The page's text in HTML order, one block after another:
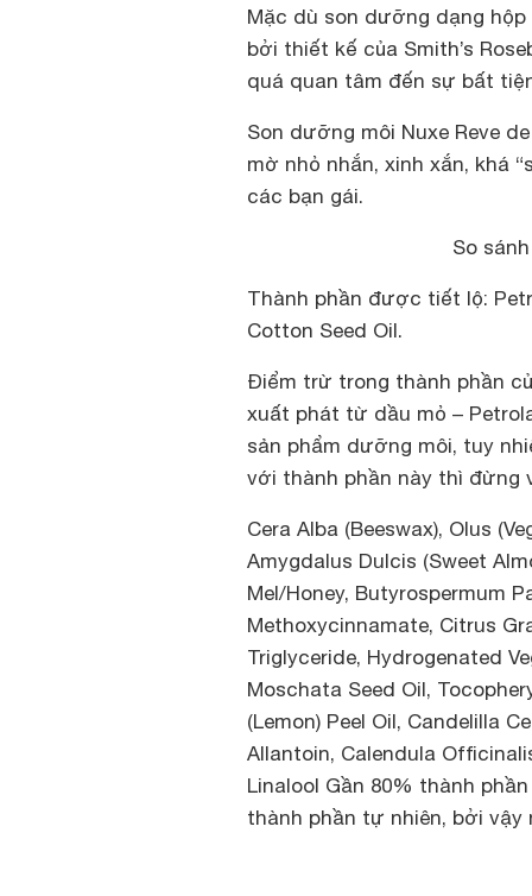
Mặc dù son dưỡng dạng
bởi thiết kế của Smith’s
quá quan tâm đến sự bất
Son dưỡng môi Nuxe Reve
mờ nhỏ nhắn, xinh xắn, khá
các bạn gái.
So
Thành phần được tiết lộ:
Cotton Seed Oil.
Điểm trừ trong thành phần
xuất phát từ dầu mỏ –
sản phẩm dưỡng môi, tuy
với thành phần này thì đừng
Cera Alba (Beeswax), Olus
Amygdalus Dulcis (Sweet
Mel/Honey, Butyrospermum
Methoxycinnamate, Citrus
Triglyceride, Hydrogenated
Moschata Seed Oil,
(Lemon) Peel Oil, Candelilla
Allantoin, Calendula
Linalool Gần 80% thành
thành phần tự nhiên, bởi vậy